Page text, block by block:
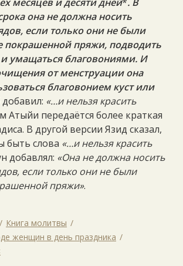
она не должна носить
если только они не были
покрашенной пряжи, подводить
и умащаться благовониями. И
от менструации она
благовонием куст или
добавил: «…и нельзя красить
Атыйи передаётся более краткая
В другой версии Язид сказал,
быть слова «…и нельзя красить
добавлял: «Она не должна носить
если только они не были
пряжи».
Книга молитвы
женщин в день праздника